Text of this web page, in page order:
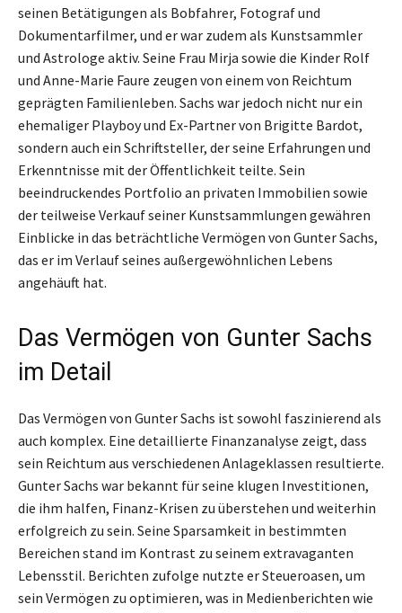
seinen Betätigungen als Bobfahrer, Fotograf und
Dokumentarfilmer, und er war zudem als Kunstsammler
und Astrologe aktiv. Seine Frau Mirja sowie die Kinder Rolf
und Anne-Marie Faure zeugen von einem von Reichtum
geprägten Familienleben. Sachs war jedoch nicht nur ein
ehemaliger Playboy und Ex-Partner von Brigitte Bardot,
sondern auch ein Schriftsteller, der seine Erfahrungen und
Erkenntnisse mit der Öffentlichkeit teilte. Sein
beeindruckendes Portfolio an privaten Immobilien sowie
der teilweise Verkauf seiner Kunstsammlungen gewähren
Einblicke in das beträchtliche Vermögen von Gunter Sachs,
das er im Verlauf seines außergewöhnlichen Lebens
angehäuft hat.
Das Vermögen von Gunter Sachs
im Detail
Das Vermögen von Gunter Sachs ist sowohl faszinierend als
auch komplex. Eine detaillierte Finanzanalyse zeigt, dass
sein Reichtum aus verschiedenen Anlageklassen resultierte.
Gunter Sachs war bekannt für seine klugen Investitionen,
die ihm halfen, Finanz-Krisen zu überstehen und weiterhin
erfolgreich zu sein. Seine Sparsamkeit in bestimmten
Bereichen stand im Kontrast zu seinem extravaganten
Lebensstil. Berichten zufolge nutzte er Steueroasen, um
sein Vermögen zu optimieren, was in Medienberichten wie